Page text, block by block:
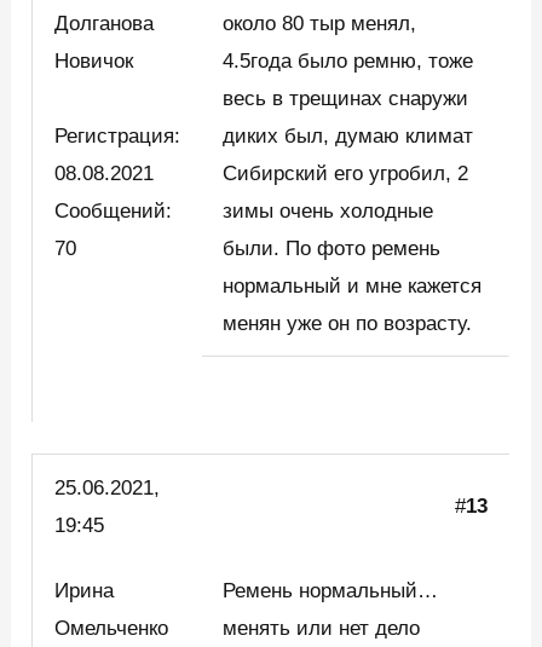
Долганова
Новичок
Регистрация:
08.08.2021
Сообщений:
70
около 80 тыр менял,
4.5года было ремню, тоже
весь в трещинах снаружи
диких был, думаю климат
Сибирский его угробил, 2
зимы очень холодные
были. По фото ремень
нормальный и мне кажется
менян уже он по возрасту.
25.06.2021,
19:45
#13
Ирина
Омельченко
Ремень нормальный…
менять или нет дело